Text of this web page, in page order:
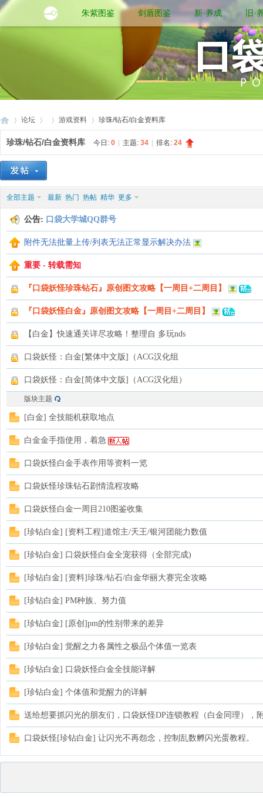
朱紫图鉴 剑盾图鉴 新·养成 旧·
大
学
»
论坛
›
游戏资料 珍珠/钻石/白金资料库
珍珠/钻石/白金资料库 今日: 0 主题: 34 排名: 24
全部主题 最新 热门 热帖 精华 更多
公告: 口袋大学城QQ群号
附件无法批量上传/列表无法正常显示解决办法
重要 - 转载需知
『口袋妖怪珍珠钻石』原创图文攻略【一周目+二周目】
『口袋妖怪白金』原创图文攻略【一周目+二周目】
【白金】快速通关详尽攻略！整理自 多玩nds
口袋妖怪：白金[繁体中文版]（ACG汉化组
口袋妖怪：白金[简体中文版]（ACG汉化组）
版块主题
[白金] 全技能机获取地点
白金金手指使用，着急
口袋妖怪白金手表作用等资料一览
口袋妖怪珍珠钻石剧情流程攻略
口袋妖怪白金一周目210图鉴收集
[珍钻白金] [资料工程]道馆主/天王/银河团能力数值
[珍钻白金] 口袋妖怪白金全宠获得（全部完成)
[珍钻白金] [资料]珍珠/钻石/白金华丽大赛完全攻略
[珍钻白金] PM种族、努力值
[珍钻白金] [原创]pm的性别带来的差异
[珍钻白金] 觉醒之力各属性之极品个体值一览表
[珍钻白金] 口袋妖怪白金全技能详解
[珍钻白金] 个体值和觉醒力的详解
送给想要抓闪光的朋友们，口袋妖怪DP连锁教程（白金同理），
口袋妖怪[珍钻白金] 让闪光不再怨念，控制乱数孵闪光蛋教程。